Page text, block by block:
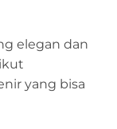
elegan dan
yang bisa